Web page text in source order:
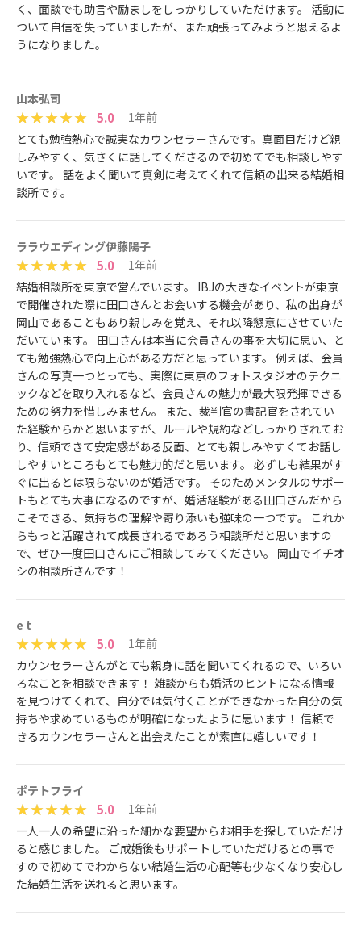
く、面談でも助言や励ましをしっかりしていただけます。 活動に
ついて自信を失っていましたが、また頑張ってみようと思えるよ
うになりました。
山本弘司
5.0
1年前
とても勉強熱心で誠実なカウンセラーさんです。真面目だけど親
しみやすく、気さくに話してくださるので初めてでも相談しやす
いです。 話をよく聞いて真剣に考えてくれて信頼の出来る結婚相
談所です。
ララウエディング伊藤陽子
5.0
1年前
結婚相談所を東京で営んでいます。 IBJの大きなイベントが東京
で開催された際に田口さんとお会いする機会があり、私の出身が
岡山であることもあり親しみを覚え、それ以降懇意にさせていた
だいています。 田口さんは本当に会員さんの事を大切に思い、と
ても勉強熱心で向上心がある方だと思っています。 例えば、会員
さんの写真一つとっても、実際に東京のフォトスタジオのテクニ
ックなどを取り入れるなど、会員さんの魅力が最大限発揮できる
ための努力を惜しみません。 また、裁判官の書記官をされてい
た経験からかと思いますが、ルールや規約などしっかりされてお
り、信頼できて安定感がある反面、とても親しみやすくてお話し
しやすいところもとても魅力的だと思います。 必ずしも結果がす
ぐに出るとは限らないのが婚活です。 そのためメンタルのサポー
トもとても大事になるのですが、婚活経験がある田口さんだから
こそできる、気持ちの理解や寄り添いも強味の一つです。 これか
らもっと活躍されて成長されるであろう相談所だと思いますの
で、ぜひ一度田口さんにご相談してみてください。 岡山でイチオ
シの相談所さんです！
e t
5.0
1年前
カウンセラーさんがとても親身に話を聞いてくれるので、いろい
ろなことを相談できます！ 雑談からも婚活のヒントになる情報
を見つけてくれて、自分では気付くことができなかった自分の気
持ちや求めているものが明確になったように思います！ 信頼で
きるカウンセラーさんと出会えたことが素直に嬉しいです！
ポテトフライ
5.0
1年前
一人一人の希望に沿った細かな要望からお相手を探していただけ
ると感じました。 ご成婚後もサポートしていただけるとの事で
すので初めてでわからない結婚生活の心配等も少なくなり安心し
た結婚生活を送れると思います。